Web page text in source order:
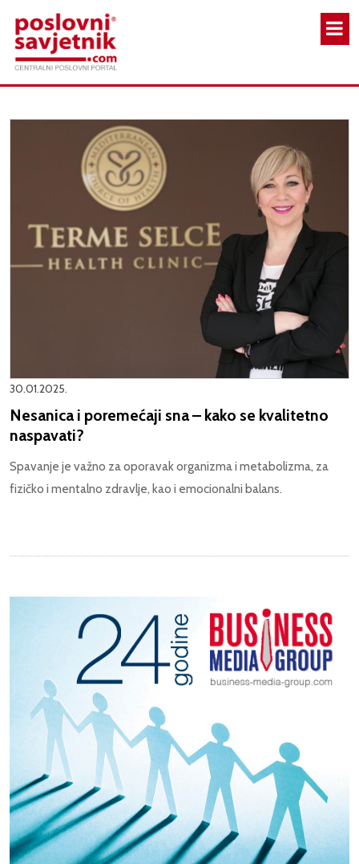
30.01.2025.
Nesanica i poremećaji sna – kako se kvalitetno
naspavati?
Spavanje je važno za oporavak organizma i metabolizma, za
fizičko i mentalno zdravlje, kao i emocionalni balans.